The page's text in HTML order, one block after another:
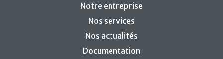
Notre entreprise
Nos services
Nos actualités
Documentation